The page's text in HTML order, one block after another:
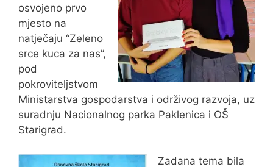
osvojeno prvo
mjesto na
natječaju “Zeleno
srce kuca za nas”,
pod
pokroviteljstvom
Ministarstva gospodarstva i održivog razvoja, uz
suradnju Nacionalnog parka Paklenica i OŠ
Starigrad.
Zadana tema bila